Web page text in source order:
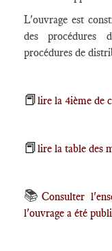
L'ouvrage est
des procédures
procédures de
📕lire la 4ième de
📕lire la table des
📚Consulter
l'ouvrage a été